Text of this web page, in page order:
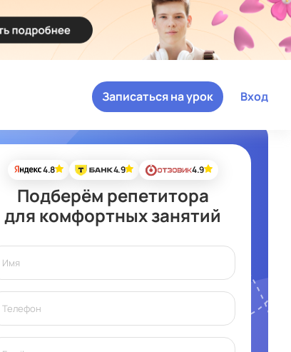
Вход
Записаться на урок
4.8 4.9 4.9
Подберём репетитора
для комфортных занятий